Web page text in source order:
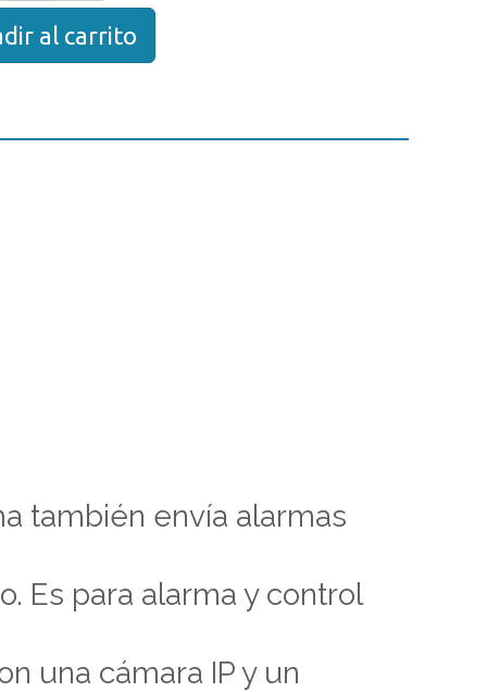
al carrito
también envía alarmas
Es para alarma y control
una cámara IP y un